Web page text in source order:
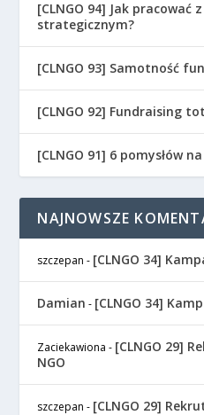
[CLNGO 94] Jak pracować
strategicznym?
[CLNGO 93] Samotność
[CLNGO 92] Fundraising
[CLNGO 91] 6 pomysłów na
NAJNOWSZE
szczepan - [CLNGO 34]
Damian - [CLNGO 34]
Zaciekawiona - [CLNGO 29]
NGO
szczepan - [CLNGO 29]